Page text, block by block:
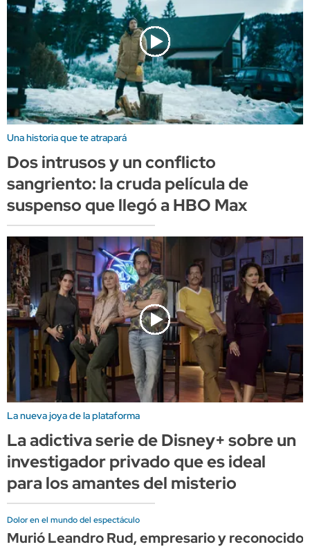
Una historia que te atrapará
Dos intrusos y un conflicto
sangriento: la cruda película de
suspenso que llegó a HBO Max
La nueva joya de la plataforma
La adictiva serie de Disney+ sobre un
investigador privado que es ideal
para los amantes del misterio
Dolor en el mundo del espectáculo
Murió Leandro Rud, empresario y